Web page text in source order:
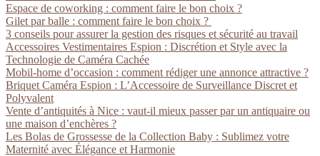
Espace de coworking : comment faire le bon choix ?
Gilet par balle : comment faire le bon choix ?
3 conseils pour assurer la gestion des risques et sécurité au travail
Accessoires Vestimentaires Espion : Discrétion et Style avec la
Technologie de Caméra Cachée
Mobil-home d’occasion : comment rédiger une annonce attractive ?
Briquet Caméra Espion : L’Accessoire de Surveillance Discret et
Polyvalent
Vente d’antiquités à Nice : vaut-il mieux passer par un antiquaire ou
une maison d’enchères ?
Les Bolas de Grossesse de la Collection Baby : Sublimez votre
Maternité avec Élégance et Harmonie